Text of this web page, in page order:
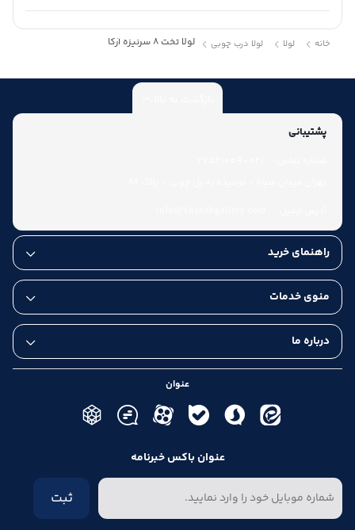
عودت کالا تا هفت روز
خانه لولا لولا درب چوبی لولا تخت 8 سرنیزه آرکا
پشتیبانی
راهنمای خرید
منوی خدمات
درباره ما
عنوان
عنوان باکس خبرنامه
ثبت